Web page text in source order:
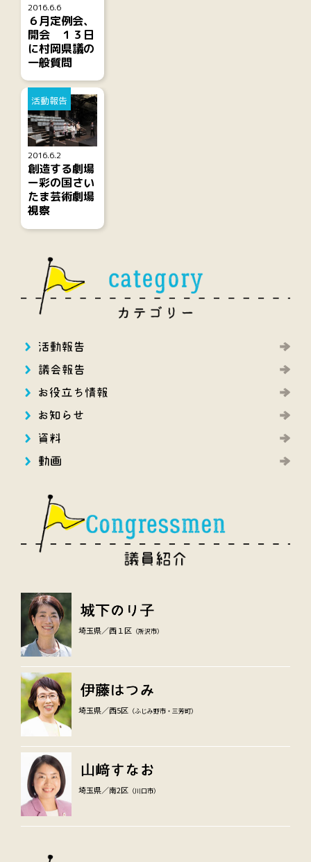
2016.6.6
６月定例会、
開会 １３日
に村岡県議の
一般質問
2016.6.2
活動報告
創造する劇場
ー彩の国さい
たま芸術劇場
視察
埼玉県／西１区 （所沢市）
埼玉県／西5区 （ふじみ野市・三芳町）
埼玉県／南2区 （川口市）